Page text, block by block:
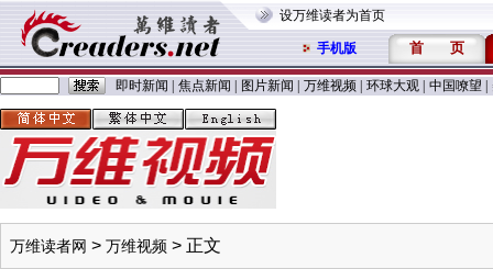
设万维读者为首页
手机版 首 页
即时新闻 焦点新闻 图片新闻 万维视频 环球大观 中国嘹望
万维读者网 > 万维视频 > 正文